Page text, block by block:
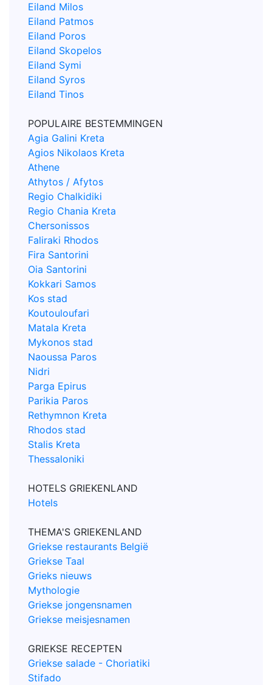
Eiland Milos
Eiland Patmos
Eiland Poros
Eiland Skopelos
Eiland Symi
Eiland Syros
Eiland Tinos
POPULAIRE BESTEMMINGEN
Agia Galini Kreta
Agios Nikolaos Kreta
Athene
Athytos / Afytos
Regio Chalkidiki
Regio Chania Kreta
Chersonissos
Faliraki Rhodos
Fira Santorini
Oia Santorini
Kokkari Samos
Kos stad
Koutouloufari
Matala Kreta
Mykonos stad
Naoussa Paros
Nidri
Parga Epirus
Parikia Paros
Rethymnon Kreta
Rhodos stad
Stalis Kreta
Thessaloniki
HOTELS GRIEKENLAND
Hotels
THEMA'S GRIEKENLAND
Griekse restaurants België
Griekse Taal
Grieks nieuws
Mythologie
Griekse jongensnamen
Griekse meisjesnamen
GRIEKSE RECEPTEN
Griekse salade - Choriatiki
Stifado